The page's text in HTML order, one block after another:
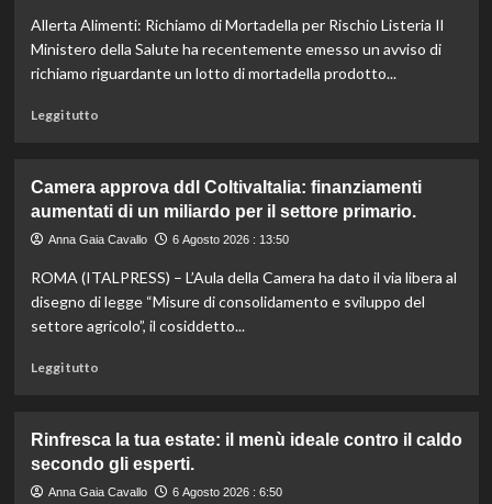
indispensabile
per
l’agricoltura
Allerta Alimenti: Richiamo di Mortadella per Rischio Listeria Il
Ministero della Salute ha recentemente emesso un avviso di
richiamo riguardante un lotto di mortadella prodotto...
Leggi tuttoLeggi
Mortadella
ritirata:
rischio
scopri
quali
marche
Camera approva ddl ColtivaItalia: finanziamenti
aumentati di un miliardo per il settore primario.
Anna Gaia Cavallo 6 Agosto 2026 : 13:50
ROMA (ITALPRESS) – L’Aula della Camera ha dato il via libera al
disegno di legge “Misure di consolidamento e sviluppo del
settore agricolo”, il cosiddetto...
Leggi tuttoLeggi
Camera
approva
ddl
Rinfresca la tua estate: il menù ideale contro il caldo
secondo gli esperti.
Anna Gaia Cavallo 6 Agosto 2026 : 6:50